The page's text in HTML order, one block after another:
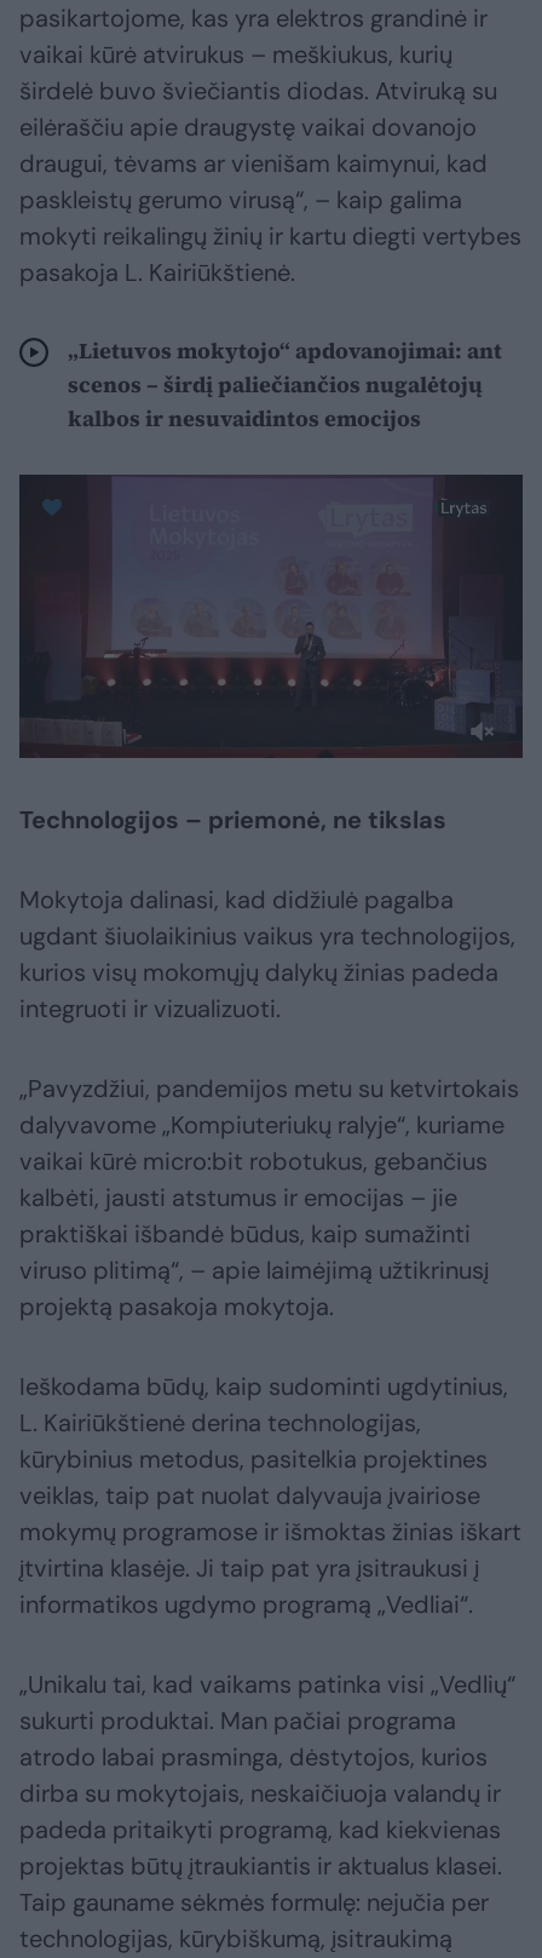
pasikartojome, kas yra elektros grandinė ir
vaikai kūrė atvirukus – meškiukus, kurių
širdelė buvo šviečiantis diodas. Atviruką su
eilėraščiu apie draugystę vaikai dovanojo
draugui, tėvams ar vienišam kaimynui, kad
paskleistų gerumo virusą“, – kaip galima
mokyti reikalingų žinių ir kartu diegti vertybes
pasakoja L. Kairiūkštienė.
„Lietuvos mokytojo“ apdovanojimai: ant
scenos – širdį paliečiančios nugalėtojų
kalbos ir nesuvaidintos emocijos
Technologijos – priemonė, ne tikslas
Mokytoja dalinasi, kad didžiulė pagalba
ugdant šiuolaikinius vaikus yra technologijos,
kurios visų mokomųjų dalykų žinias padeda
integruoti ir vizualizuoti.
„Pavyzdžiui, pandemijos metu su ketvirtokais
dalyvavome „Kompiuteriukų ralyje“, kuriame
vaikai kūrė micro:bit robotukus, gebančius
kalbėti, jausti atstumus ir emocijas – jie
praktiškai išbandė būdus, kaip sumažinti
viruso plitimą“, – apie laimėjimą užtikrinusį
projektą pasakoja mokytoja.
Ieškodama būdų, kaip sudominti ugdytinius,
L. Kairiūkštienė derina technologijas,
kūrybinius metodus, pasitelkia projektines
veiklas, taip pat nuolat dalyvauja įvairiose
mokymų programose ir išmoktas žinias iškart
įtvirtina klasėje. Ji taip pat yra įsitraukusi į
informatikos ugdymo programą „Vedliai“.
„Unikalu tai, kad vaikams patinka visi „Vedlių“
sukurti produktai. Man pačiai programa
atrodo labai prasminga, dėstytojos, kurios
dirba su mokytojais, neskaičiuoja valandų ir
padeda pritaikyti programą, kad kiekvienas
projektas būtų įtraukiantis ir aktualus klasei.
Taip gauname sėkmės formulę: nejučia per
technologijas, kūrybiškumą, įsitraukimą